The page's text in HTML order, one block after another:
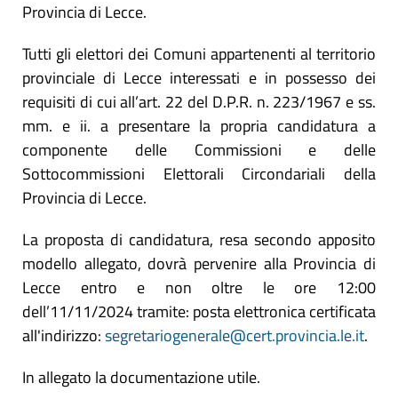
Provincia di Lecce.
Tutti gli elettori dei Comuni appartenenti al territorio
provinciale di Lecce interessati e in possesso dei
requisiti di cui all’art. 22 del D.P.R. n. 223/1967 e ss.
mm. e ii. a presentare la propria candidatura a
componente delle Commissioni e delle
Sottocommissioni Elettorali Circondariali della
Provincia di Lecce.
La proposta di candidatura, resa secondo apposito
modello allegato, dovrà pervenire alla Provincia di
Lecce entro e non oltre le ore 12:00
dell’11/11/2024 tramite: posta elettronica certificata
all'indirizzo:segretariogenerale@cert.provincia.le.it.
In allegato la documentazione utile.